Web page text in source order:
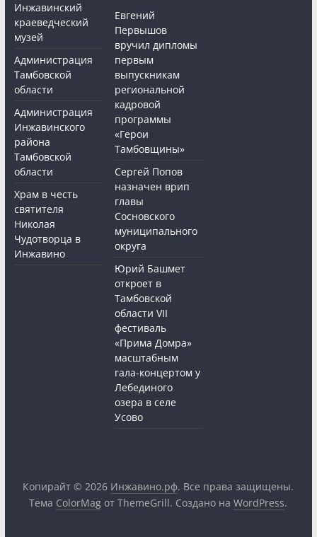
Инжавинский
краеведческий
музей
Администрация
Тамбовской
области
Администрация
Инжавинского
района
Тамбовской
области
Храм в честь
святителя
Николая
Чудотворца в
Инжавино
Евгений
Первышов
вручил дипломы
первым
выпускникам
региональной
кадровой
программы
«Герои
Тамбовщины»
Сергей Попов
назначен врип
главы
Сосновского
муниципального
округа
Юрий Башмет
откроет в
Тамбовской
области VII
фестиваль
«Прима Домра»
масштабным
гала-концертом у
Лебединого
озера в селе
Усово
Копирайт © 2026 Инжавино.рф. Все права защищены.
Тема ColorMag от ThemeGrill. Создано наWordPress.